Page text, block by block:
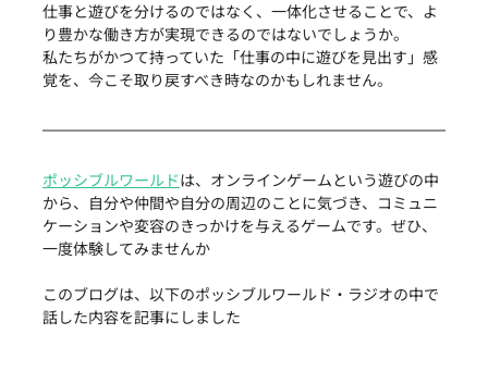
仕事と遊びを分けるのではなく、一体化させることで、よ
り豊かな働き方が実現できるのではないでしょうか。
私たちがかつて持っていた「仕事の中に遊びを見出す」感
覚を、今こそ取り戻すべき時なのかもしれません。
ポッシブルワールドは、オンラインゲームという遊びの中
から、自分や仲間や自分の周辺のことに気づき、コミュニ
ケーションや変容のきっかけを与えるゲームです。ぜひ、
一度体験してみませんか
このブログは、以下のポッシブルワールド・ラジオの中で
話した内容を記事にしました